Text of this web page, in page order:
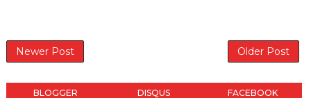
Newer Post Older Post
BLOGGER DISQUS FACEBOOK